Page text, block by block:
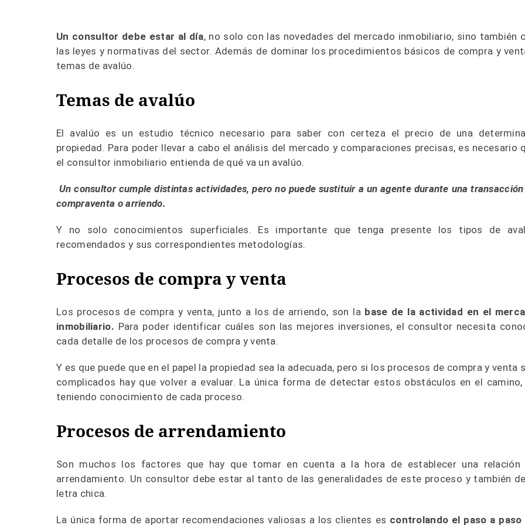
Un consultor debe estar al día, no solo con las novedades del mercado inmobiliario, sino también
las leyes y normativas del sector. Además de dominar los procedimientos básicos de compra y
temas de avalúo.
Temas de avalúo
El avalúo es un estudio técnico necesario para saber con certeza el precio de una
propiedad. Para poder llevar a cabo el análisis del mercado y comparaciones precisas, es necesario
el consultor inmobiliario entienda de qué va un avalúo.
Un consultor cumple distintas actividades, pero no puede sustituir a un agente durante una
compraventa o arriendo.
Y no solo conocimientos superficiales. Es importante que tenga presente los tipos de
recomendados y sus correspondientes metodologías.
Procesos de compra y venta
Los procesos de compra y venta, junto a los de arriendo, son la base de la actividad en el
inmobiliario. Para poder identificar cuáles son las mejores inversiones, el consultor necesita
cada detalle de los procesos de compra y venta.
Y es que puede que en el papel la propiedad sea la adecuada, pero si los procesos de compra y venta
complicados hay que volver a evaluar. La única forma de detectar estos obstáculos en el camino,
teniendo conocimiento de cada proceso.
Procesos de arrendamiento
Son muchos los factores que hay que tomar en cuenta a la hora de establecer una relación
arrendamiento. Un consultor debe estar al tanto de las generalidades de este proceso y también
letra chica.
La única forma de aportar recomendaciones valiosas a los clientes es controlando el paso a paso